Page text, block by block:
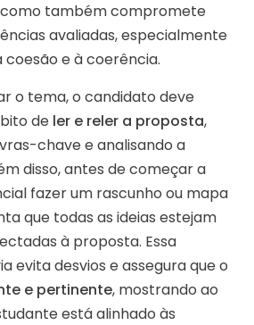
também compromete
avaliadas, especialmente
coesão e à coerência.
o tema, o candidato deve
de ler e reler a proposta,
chave e analisando a
disso, antes de começar a
fazer um rascunho ou mapa
que todas as ideias estejam
à proposta. Essa
evita desvios e assegura que o
e pertinente, mostrando ao
está alinhado às